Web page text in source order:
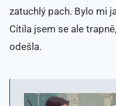
zatuchlý pach. Bylo mi
Cítila jsem se ale
odešla.